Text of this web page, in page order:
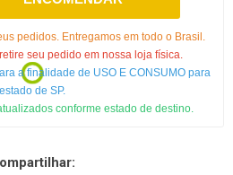
pedidos. Entregamos em todo o Brasil.
seu pedido em nossa loja física.
a finalidade de USO E CONSUMO para
estado de SP.
conforme estado de destino.